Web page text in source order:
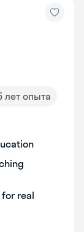
лет опыта
real